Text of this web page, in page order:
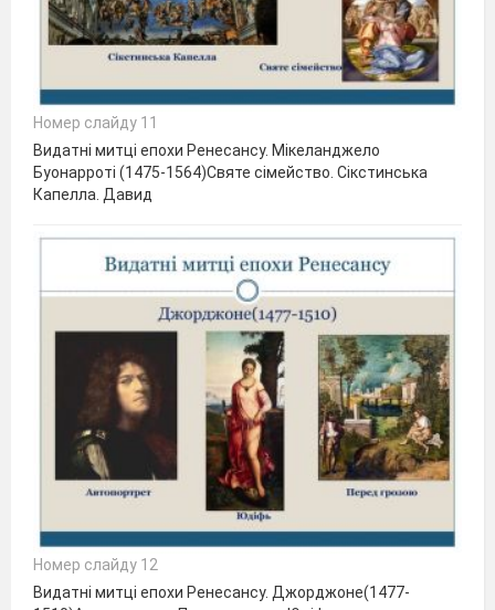
Номер слайду 11
Видатні митці епохи Ренесансу. Мікеланджело
Буонарроті (1475-1564)Святе сімейство. Сікстинська
Капелла. Давид
Номер слайду 12
Видатні митці епохи Ренесансу. Джорджоне(1477-